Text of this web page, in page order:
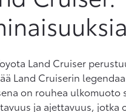
Land Cruiser
Land Cruiserin
on rouhea ulkomuoto
ja ajettavuus, jotka